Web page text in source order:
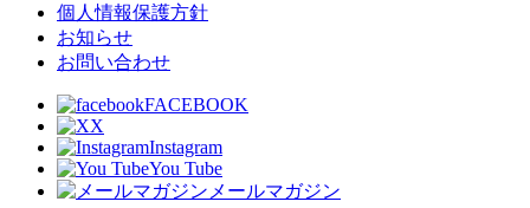
個人情報保護方針
お知らせ
お問い合わせ
FACEBOOK
X
Instagram
You Tube
メールマガジン